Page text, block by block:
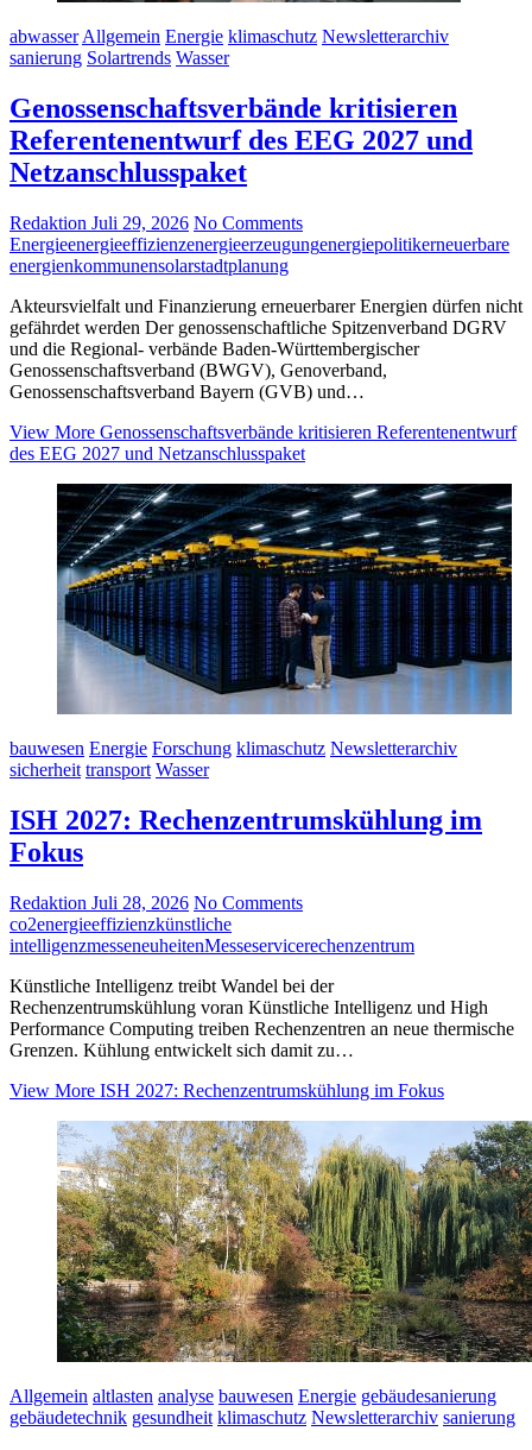
abwasser Allgemein Energie klimaschutz Newsletterarchiv
sanierung Solartrends Wasser
Genossenschaftsverbände kritisieren
Referentenentwurf des EEG 2027 und
Netzanschlusspaket
Redaktion Juli 29, 2026 No Comments
Energieenergieeffizienzenergieerzeugungenergiepolitikerneuerbare
energienkommunensolarstadtplanung
Akteursvielfalt und Finanzierung erneuerbarer Energien dürfen nicht
gefährdet werden Der genossenschaftliche Spitzenverband DGRV
und die Regional- verbände Baden-Württembergischer
Genossenschaftsverband (BWGV), Genoverband,
Genossenschaftsverband Bayern (GVB) und…
View More Genossenschaftsverbände kritisieren Referentenentwurf
des EEG 2027 und Netzanschlusspaket
bauwesen Energie Forschung klimaschutz Newsletterarchiv
sicherheit transport Wasser
ISH 2027: Rechenzentrumskühlung im
Fokus
Redaktion Juli 28, 2026 No Comments
co2energieeffizienzkünstliche
intelligenzmesseneuheitenMesseservicerechenzentrum
Künstliche Intelligenz treibt Wandel bei der
Rechenzentrumskühlung voran Künstliche Intelligenz und High
Performance Computing treiben Rechenzentren an neue thermische
Grenzen. Kühlung entwickelt sich damit zu…
View More ISH 2027: Rechenzentrumskühlung im Fokus
Allgemein altlasten analyse bauwesen Energie gebäudesanierung
gebäudetechnik gesundheit klimaschutz Newsletterarchiv sanierung